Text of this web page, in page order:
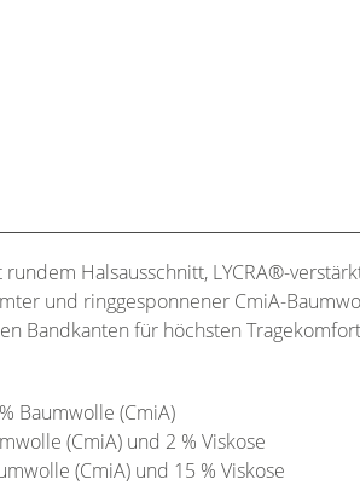
rundem Halsausschnitt, LYCRA®-
und ringgesponnener CmiA-
Bandkanten für höchsten
Baumwolle (CmiA)
(CmiA) und 2 % Viskose
(CmiA) und 15 % Viskose